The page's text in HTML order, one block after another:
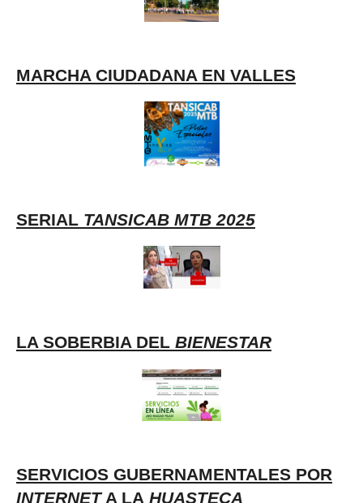
MARCHA CIUDADANA EN VALLES
SERIAL TANSICAB MTB 2025
LA SOBERBIA DEL BIENESTAR
SERVICIOS GUBERNAMENTALES POR
INTERNETA LA HUASTECA